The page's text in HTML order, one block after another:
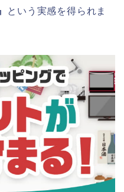
という実感を得られま